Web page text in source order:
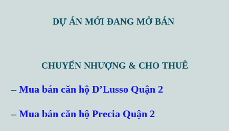
DỰ ÁN MỚI ĐANG MỞ BÁN
CHUYỂN NHƯỢNG & CHO THUÊ
–Mua bán căn hộ D’Lusso Quận 2
–Mua bán căn hộ Precia Quận 2